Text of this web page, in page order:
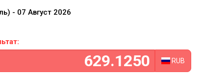
- 07 Август 2026
RUB